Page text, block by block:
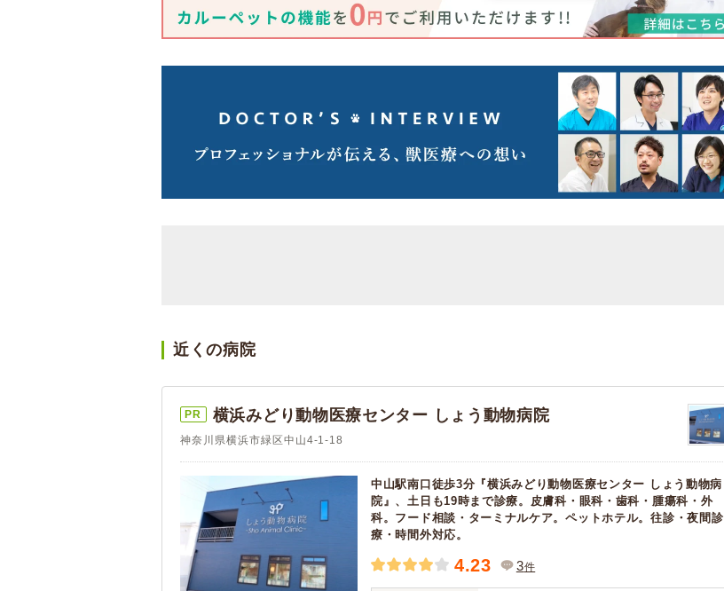
近くの病院
PR 横浜みどり動物医療センター しょう動物病院
神奈川県横浜市緑区中山4-1-18
中山駅南口徒歩3分『横浜みどり動物医療センター しょう動物病
院』、土日も19時まで診療。皮膚科・眼科・歯科・腫瘍科・外
科。フード相談・ターミナルケア。ペットホテル。往診・夜間診
療・時間外対応。
4.23 3件